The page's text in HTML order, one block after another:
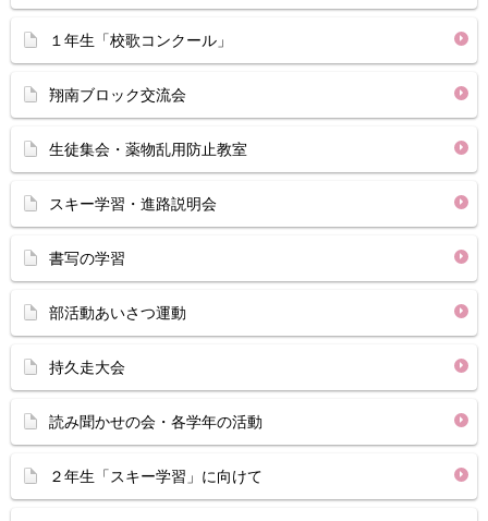
１年生「校歌コンクール」
翔南ブロック交流会
生徒集会・薬物乱用防止教室
スキー学習・進路説明会
書写の学習
部活動あいさつ運動
持久走大会
読み聞かせの会・各学年の活動
２年生「スキー学習」に向けて